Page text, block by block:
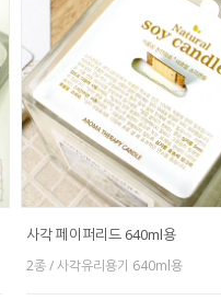
사각 페이퍼리드 640ml용
2종 / 사각유리용기 640ml용